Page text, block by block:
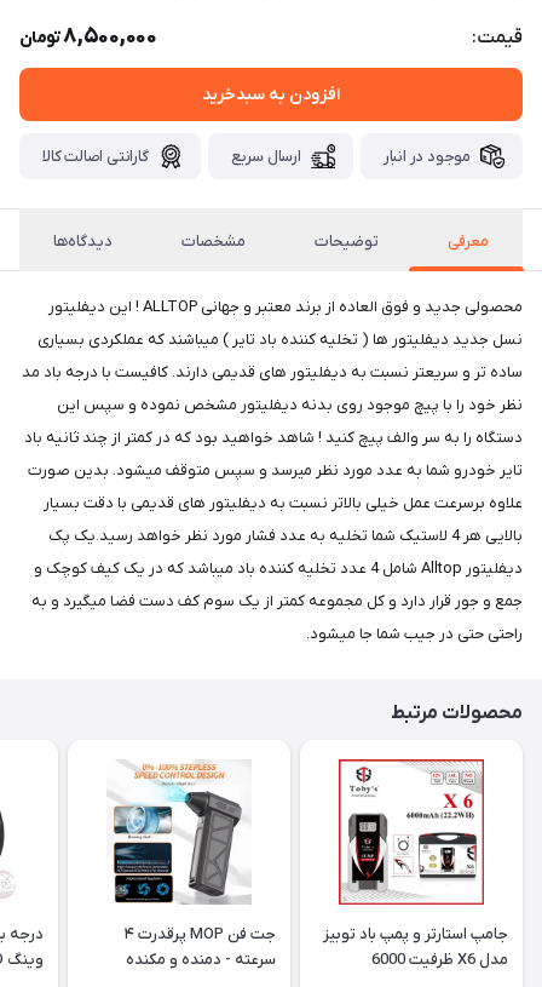
قیمت: 8,500,000تومان
افزودن به سبدخرید
موجود در انبار ارسال سریع گارانتی اصالت کالا
معرفی توضیحات مشخصات دیدگاه‌ها
محصولی جدید و فوق العاده از برند معتبر و جهانی ALLTOP ! این دیفلیتور
نسل جدید دیفلیتور ها ( تخلیه کننده باد تایر ) میباشند که عملکردی بسیاری
ساده تر و سریعتر نسبت به دیفلیتور های قدیمی دارند. کافیست با درجه باد مد
نظر خود را با پیچ موجود روی بدنه دیفلیتور مشخص نموده و سپس این
دستگاه را به سر والف پیچ کنید ! شاهد خواهید بود که در کمتر از چند ثانیه باد
تایر خودرو شما به عدد مورد نظر میرسد و سپس متوقف میشود. بدین صورت
علاوه برسرعت عمل خیلی بالاتر نسبت به دیفلیتور های قدیمی با دقت بسیار
بالایی هر 4 لاستیک شما تخلیه به عدد فشار مورد نظر خواهد رسید.یک پک
دیفلیتور Alltop شامل 4 عدد تخلیه کننده باد میباشد که در یک کیف کوچک و
جمع و جور قرار دارد و کل مجموعه کمتر از یک سوم کف دست فضا میگیرد و به
راحتی حتی در جیب شما جا میشود.
محصولات مرتبط
جامپ استارتر و پمپ باد توبیز
مدل X6 ظرفیت 6000
جت فن MOP پرقدرت ۴
سرعته - دمنده و مکنده
درجه
وینگ Wing 01D